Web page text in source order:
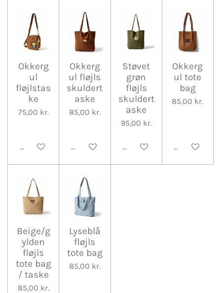
Okkerg
ul
fløjlstas
ke
75,00 kr.
Tilføj til kurv
Okkerg
ul fløjls
skuldert
aske
85,00 kr.
Tilføj til kurv
Støvet
grøn
fløjls
skuldert
aske
95,00 kr.
Tilføj til kurv
Okkerg
ul tote
bag
85,00 kr.
Tilføj til kurv
Beige/g
ylden
fløjls
tote bag
/ taske
85,00 kr.
Lyseblå
fløjls
tote bag
85,00 kr.